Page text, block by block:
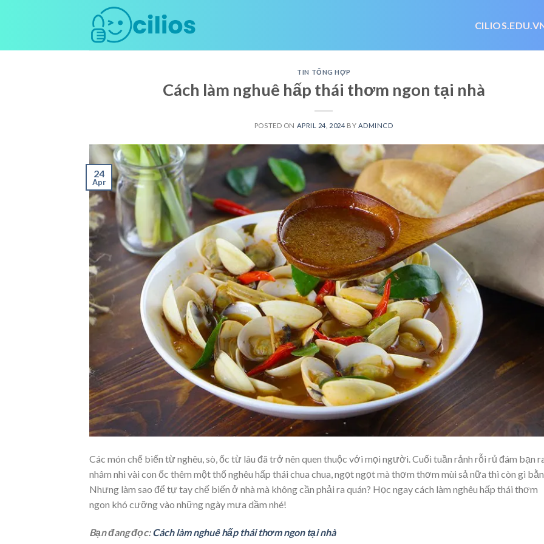
TIN TỔNG HỢP
Cách làm nghuê hấp thái thơm ngon tại nhà
POSTED ON APRIL 24, 2024 BY ADMINCD
24
Apr
Các món chế biến từ nghêu, sò, ốc từ lâu đã trở nên quen thuộc với mọi người. Cuối tuần rảnh rỗi rủ đám bạn
nhâm nhi vài con ốc thêm một thố nghêu hấp thái chua chua, ngọt ngọt mà thơm thơm mùi sả nữa thì còn gì
Nhưng làm sao để tự tay chế biến ở nhà mà không cần phải ra quán? Học ngay cách làm nghêu hấp thái thơm
ngon khó cưỡng vào những ngày mưa dầm nhé!
Bạn đang đọc:Cách làm nghuê hấp thái thơm ngon tại nhà